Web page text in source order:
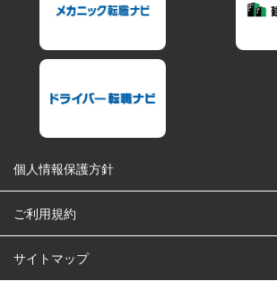
個人情報保護方針
ご利用規約
サイトマップ